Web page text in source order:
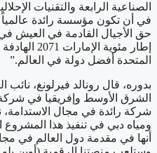
الصناعية الرابعة والتقنيات
في أن تكون مؤسسة رائدة
حق الأجيال القادمة في العيش
إطار مئوية
المتحدة أفضل دولة في العالم.”
بدوره، قال رونالد فيرلونغ، نائب
الشرق الأوسط وإفريقيا في
شركة رائدة في مجال الاستدامة،
ومياه دبي في تنفيذ هذا المشروع
أنها في مقدمة دول العالم في